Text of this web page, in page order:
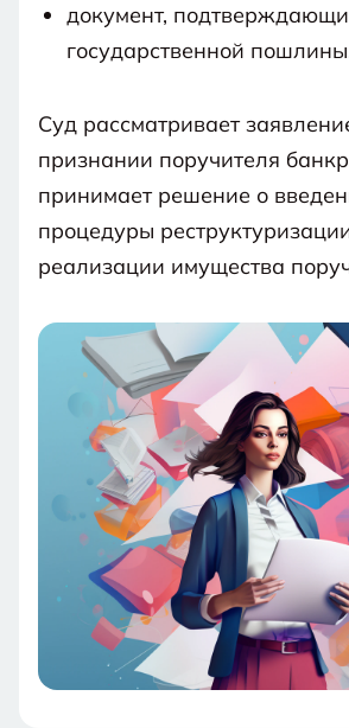
документ,
государственной
Суд рассматривает
признании поручителя
принимает решение о
процедуры
реализации имущества